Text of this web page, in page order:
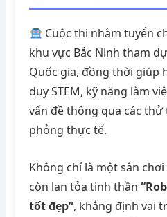
Cuộc thi nhằm tuyển
khu vực Bắc Ninh tham
Quốc gia, đồng thời giúp
duy STEM, kỹ năng làm
vấn đề thông qua các
phỏng thực tế.
Không chỉ là một sân
còn lan tỏa tinh thần
tốt đẹp”, khẳng định vai